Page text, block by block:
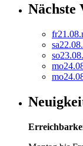
Nächste
fr21.08.
sa22.08.
so23.08.
mo24.
mo24.